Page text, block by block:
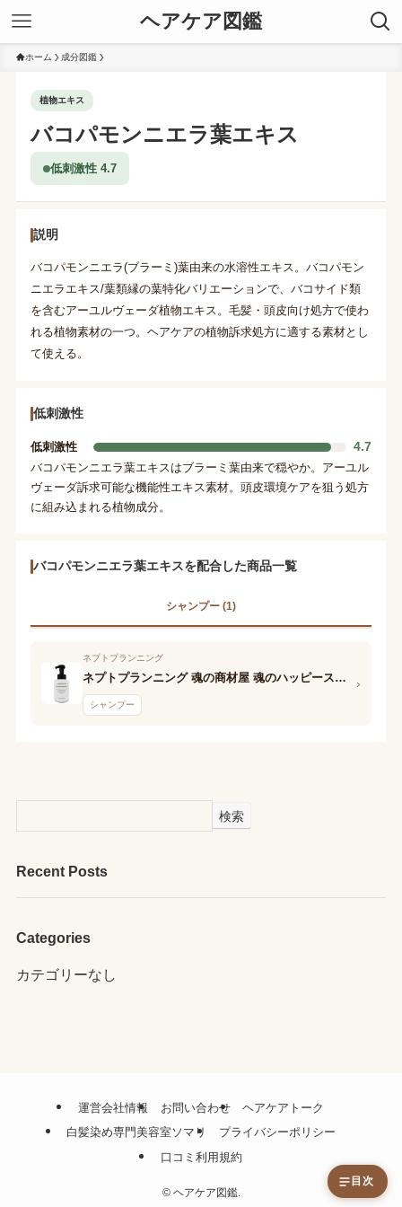
ヘアケア図鑑
ホーム 成分図鑑
植物エキス
バコパモンニエラ葉エキス
低刺激性 4.7
説明
バコパモンニエラ(ブラーミ)葉由来の水溶性エキス。バコパモン
ニエラエキス/葉類縁の葉特化バリエーションで、バコサイド類
を含むアーユルヴェーダ植物エキス。毛髪・頭皮向け処方で使わ
れる植物素材の一つ。ヘアケアの植物訴求処方に適する素材とし
て使える。
低刺激性
低刺激性 4.7
バコパモンニエラ葉エキスはブラーミ葉由来で穏やか。アーユル
ヴェーダ訴求可能な機能性エキス素材。頭皮環境ケアを狙う処方
に組み込まれる植物成分。
バコパモンニエラ葉エキスを配合した商品一覧
シャンプー (1)
ネプトプランニング
ネプトプランニング 魂の商材屋 魂のハッピースカルプハーブ泡シャンプー
シャンプー
›
検索
Recent Posts
Categories
カテゴリーなし
運営会社情報 お問い合わせ
ヘアケアトーク
白髪染め専門美容室ソマリ
プライバシーポリシー
口コミ利用規約
©ヘアケア図鑑.
目次